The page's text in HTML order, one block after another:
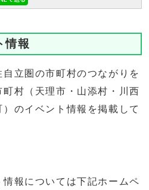
情報
立圏の市町村のつながりを
村（天理市・山添村・川西
のイベント情報を掲載して
報については下記ホームペ